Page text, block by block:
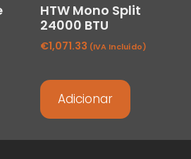
HTW Mono Split
24000 BTU
€1,071.33 (IVA Incluído)
Adicionar